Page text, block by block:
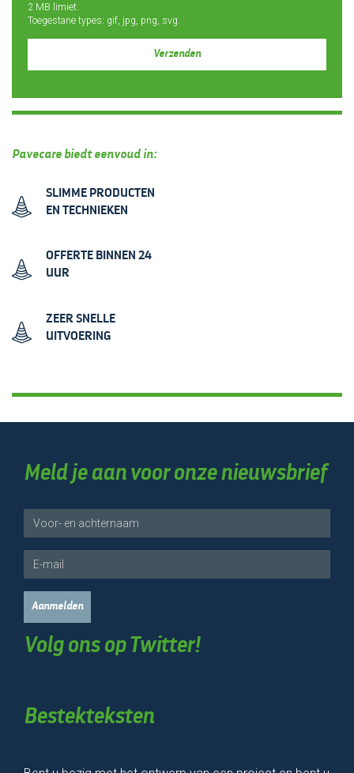
2 MB limiet.
Toegestane types: gif, jpg, png, svg.
Pavecare biedt eenvoud in:
SLIMME PRODUCTEN
EN TECHNIEKEN
OFFERTE BINNEN 24
UUR
ZEER SNELLE
UITVOERING
Meld je aan voor onze nieuwsbrief
Naam
E-
mail
Volg ons op Twitter!
Bestekteksten